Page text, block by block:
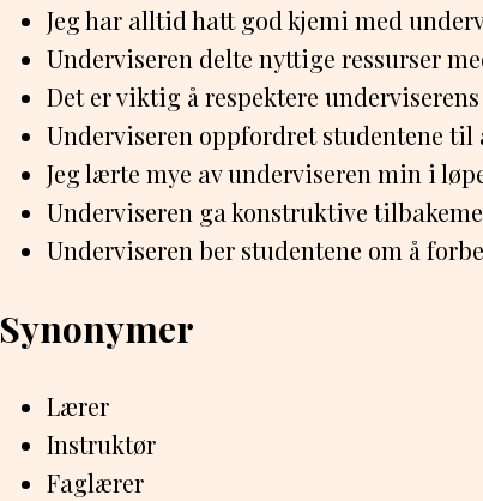
Jeg har alltid hatt god kjemi med
Underviseren delte nyttige ressurser
Det er viktig å respektere
Underviseren oppfordret studentene
Jeg lærte mye av underviseren min i
Underviseren ga konstruktive
Underviseren ber studentene om å
Synonymer
Lærer
Instruktør
Faglærer